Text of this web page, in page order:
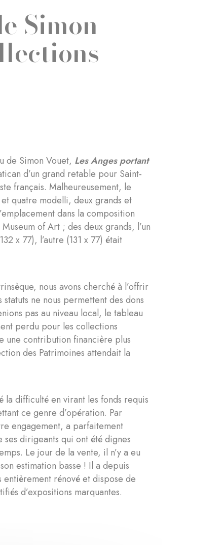
Simon
de Simon Vouet, Les Anges portant
d’un grand retable pour Saint-
français. Malheureusement, le
quatre modelli, deux grands et
dans la composition
of Art ; des deux grands, l’un
x 77), l’autre (131 x 77) était
nous avons cherché à l’offrir
ne nous permettent des dons
pas au niveau local, le tableau
perdu pour les collections
une contribution financière plus
des Patrimoines attendait la
la difficulté en virant les fonds requis
ce genre d’opération. Par
engagement, a parfaitement
ses dirigeants qui ont été dignes
Le jour de la vente, il n’y a eu
estimation basse ! Il a depuis
entièrement rénové et dispose de
d’expositions marquantes.